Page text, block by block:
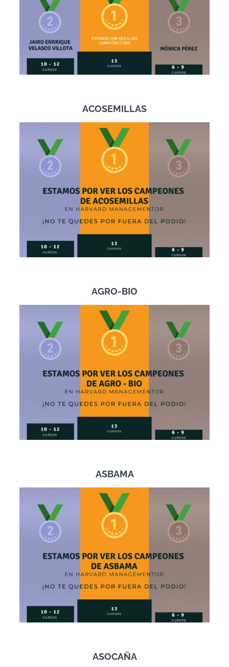
ACOSEMILLAS
AGRO-BIO
ASBAMA
ASOCAÑA